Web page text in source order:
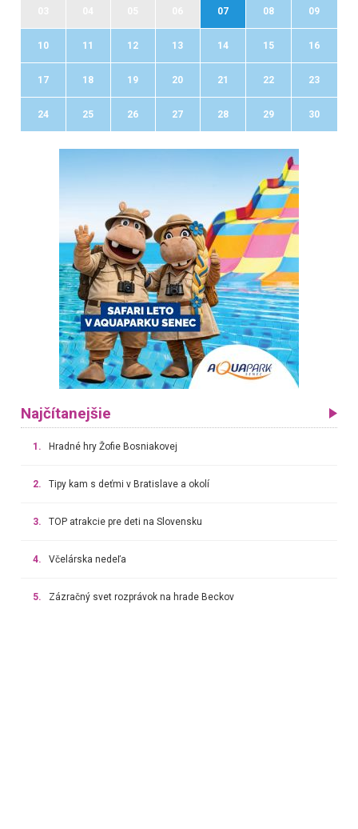
07 08 09
10 11 12 13 14 15 16
17 18 19 20 21 22 23
24 25 26 27 28 29 30
Najčítanejšie
1. Hradné hry Žofie Bosniakovej
2. Tipy kam s deťmi v Bratislave a okolí
3. TOP atrakcie pre deti na Slovensku
4. Včelárska nedeľa
5. Zázračný svet rozprávok na hrade Beckov